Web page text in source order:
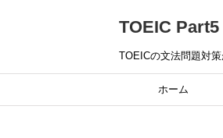
TOEIC Part5
TOEICの文法問題対
ホーム